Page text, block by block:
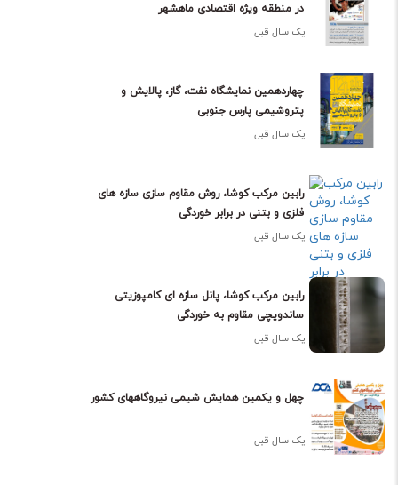
در منطقه ویژه اقتصادی ماهشهر
یک سال قبل
چهاردهمین نمایشگاه نفت، گاز، پالایش و
پتروشیمی پارس جنوبی
یک سال قبل
رابین مرکب کوشا، روش مقاوم سازی سازه های
فلزی و بتنی در برابر خوردگی
یک سال قبل
رابین مرکب کوشا، پانل سازه ای کامپوزیتی
ساندویچی مقاوم به خوردگی
یک سال قبل
چهل و یکمین همایش شیمی نیروگاههای کشور
یک سال قبل